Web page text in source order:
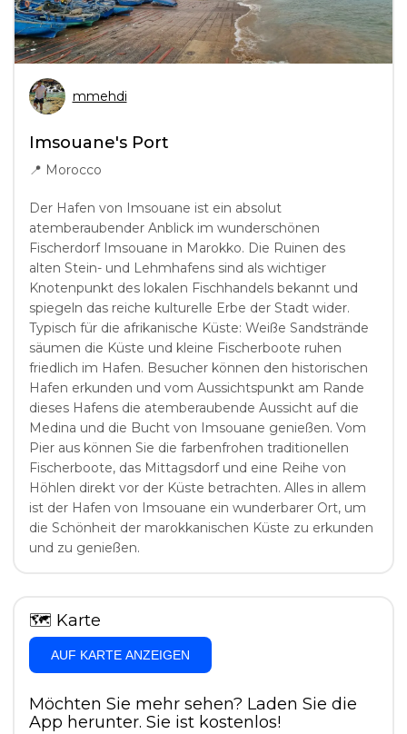
mmehdi
Imsouane's Port
📍 Morocco
Der Hafen von Imsouane ist ein absolut
atemberaubender Anblick im wunderschönen
Fischerdorf Imsouane in Marokko. Die Ruinen des
alten Stein- und Lehmhafens sind als wichtiger
Knotenpunkt des lokalen Fischhandels bekannt und
spiegeln das reiche kulturelle Erbe der Stadt wider.
Typisch für die afrikanische Küste: Weiße Sandstrände
säumen die Küste und kleine Fischerboote ruhen
friedlich im Hafen. Besucher können den historischen
Hafen erkunden und vom Aussichtspunkt am Rande
dieses Hafens die atemberaubende Aussicht auf die
Medina und die Bucht von Imsouane genießen. Vom
Pier aus können Sie die farbenfrohen traditionellen
Fischerboote, das Mittagsdorf und eine Reihe von
Höhlen direkt vor der Küste betrachten. Alles in allem
ist der Hafen von Imsouane ein wunderbarer Ort, um
die Schönheit der marokkanischen Küste zu erkunden
und zu genießen.
🗺 Karte
AUF KARTE ANZEIGEN
Möchten Sie mehr sehen? Laden Sie die
App herunter. Sie ist kostenlos!